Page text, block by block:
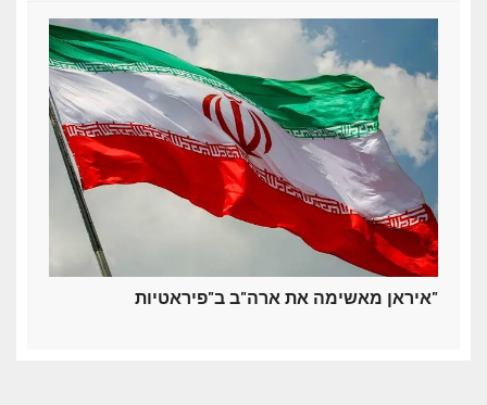
איראן מאשימה את ארה"ב ב"פיראטיות"